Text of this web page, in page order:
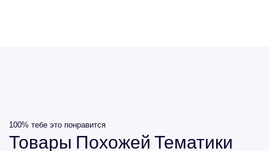
100% тебе это понравится
Товары Похожей Тематики